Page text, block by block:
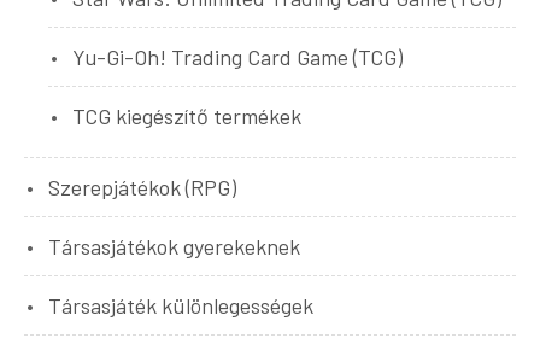
Yu-Gi-Oh! Trading Card Game (TCG)
TCG kiegészítő termékek
Szerepjátékok (RPG)
Társasjátékok gyerekeknek
Társasjáték különlegességek